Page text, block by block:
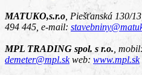
MATUKO,s.r.o Piešťanská 130/
494 445, e-mail:
MPL TRADING spol. s r.o.
demeter@mpl.skweb: www.mpl.sk